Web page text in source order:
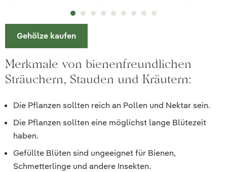
Gehölze kaufen
Merkmale von bienenfreundlichen
Sträuchern, Stauden und Kräutern:
Die Pflanzen sollten reich an Pollen und Nektar sein.
Die Pflanzen sollten eine möglichst lange Blütezeit
haben.
Gefüllte Blüten sind ungeeignet für Bienen,
Schmetterlinge und andere Insekten.